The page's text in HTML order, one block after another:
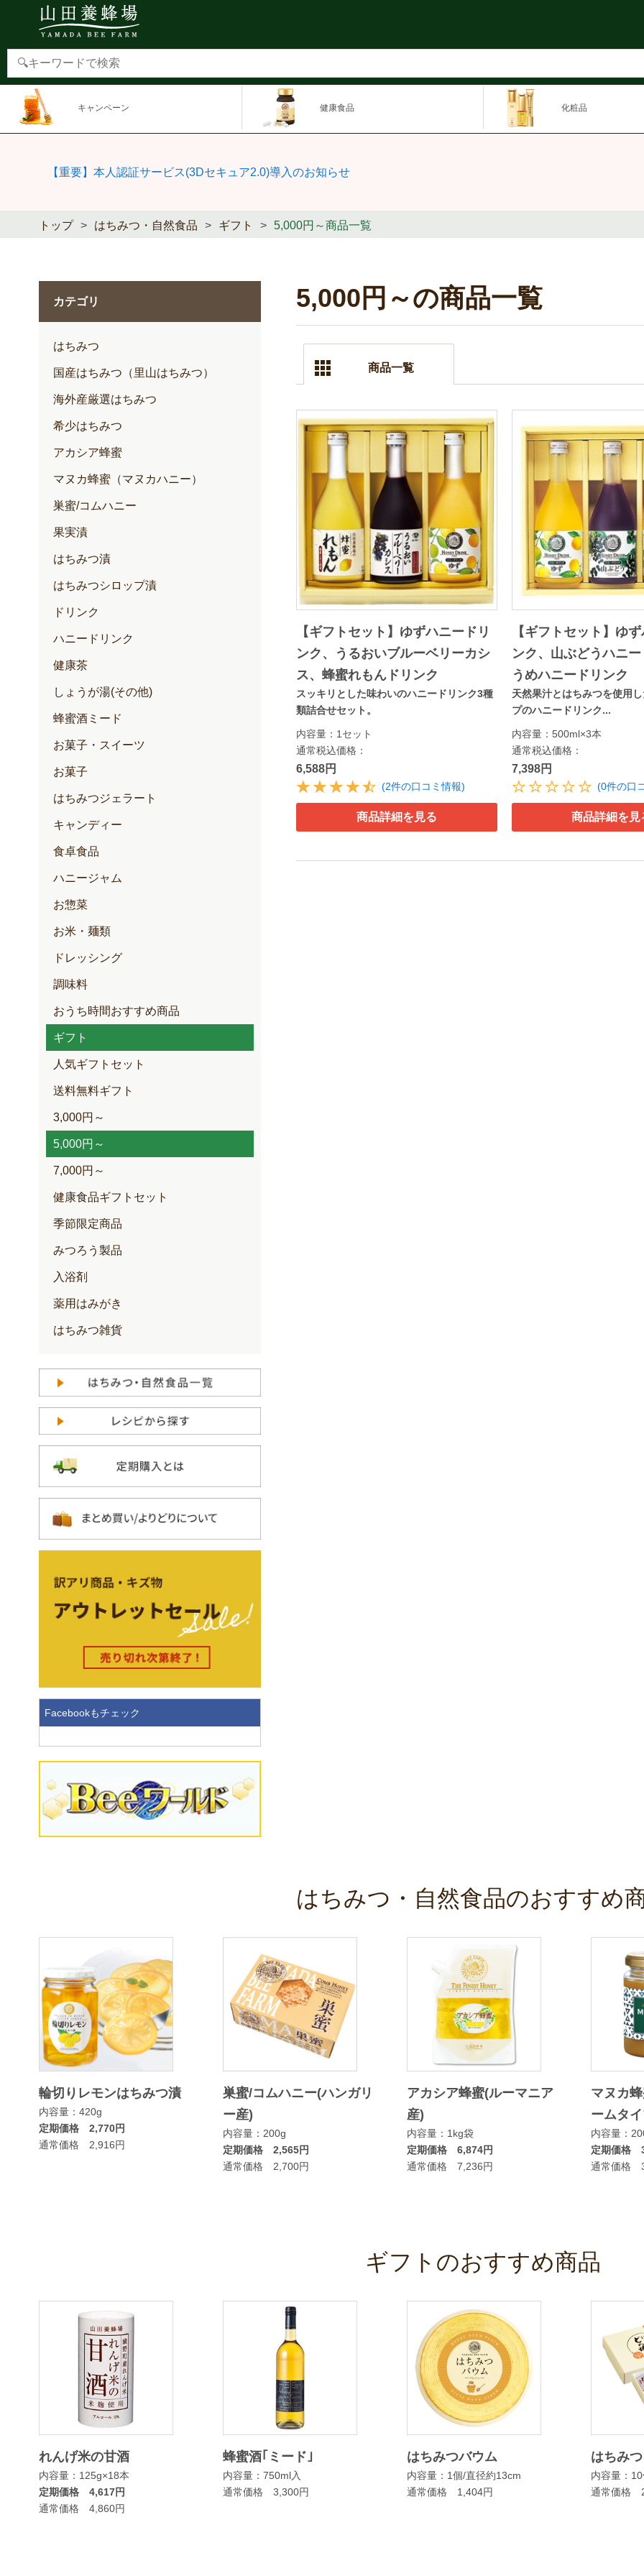
キャンペーン 健康食品 化粧品
【重要】本人認証サービス(3Dセキュア2.0)導入のお知らせ
トップ はちみつ・自然食品 ギフト 5,000円～商品一覧
カテゴリ
はちみつ
国産はちみつ（里山はちみつ）
海外産厳選はちみつ
希少はちみつ
アカシア蜂蜜
マヌカ蜂蜜（マヌカハニー）
巣蜜/コムハニー
果実漬
はちみつ漬
はちみつシロップ漬
ドリンク
ハニードリンク
健康茶
しょうが湯(その他)
蜂蜜酒ミード
お菓子・スイーツ
お菓子
はちみつジェラート
キャンディー
食卓食品
ハニージャム
お惣菜
お米・麺類
ドレッシング
調味料
おうち時間おすすめ商品
ギフト
人気ギフトセット
送料無料ギフト
3,000円～
5,000円～
7,000円～
健康食品ギフトセット
季節限定商品
みつろう製品
入浴剤
薬用はみがき
はちみつ雑貨
Facebookもチェック
5,000円～の商品一覧
商品一覧
【ギフトセット】ゆずハニードリ
ンク、うるおいブルーベリーカシ
ス、蜂蜜れもんドリンク
スッキリとした味わいのハニードリンク3種
類詰合せセット。
内容量：1セット
通常税込価格：
6,588円
(2件の口コミ情報)
商品詳細を見る
【ギフトセット】ゆ
ンク、山ぶどうハニ
うめハニードリンク
天然果汁とはちみつを使用
プのハニードリンク...
内容量：500ml×3本
通常税込価格：
7,398円
(0件の口
商品詳細を見
はちみつ・自然食品のおすすめ
輪切りレモンはちみつ漬
内容量：420g
定期価格 2,770円
通常価格 2,916円
巣蜜/コムハニー(ハンガリ
ー産)
内容量：200g
定期価格 2,565円
通常価格 2,700円
アカシア蜂蜜(ルーマニア
産)
内容量：1kg袋
定期価格 6,874円
通常価格 7,236円
マヌカ
ームタ
内容量：
定期価格
通常価格
ギフトのおすすめ商品
れんげ米の甘酒
内容量：125g×18本
定期価格 4,617円
通常価格 4,860円
蜂蜜酒｢ミード｣
内容量：750ml入
通常価格 3,300円
はちみつバウム
内容量：1個/直径約13cm
通常価格 1,404円
はちみ
内容量：
通常価格